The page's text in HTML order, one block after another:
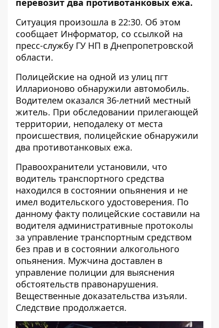
перевозит два противотанковых ежа.
Ситуация произошла в 22:30. Об этом
сообщает Информатор, со ссылкой на
пресс-службу ГУ НП в Днепропетровской
области.
Полицейские на одной из улиц пгт
Илларионово обнаружили автомобиль.
Водителем оказался 36-летний местный
житель. При обследовании прилегающей
территории, неподалеку от места
происшествия, полицейские обнаружили
два противотанковых ежа.
Правоохранители установили, что
водитель транспортного средства
находился в состоянии опьянения и не
имел водительского удостоверения. По
данному факту полицейские составили на
водителя административные протоколы
за управление транспортным средством
без прав и в состоянии алкогольного
опьянения. Мужчина доставлен в
управление полиции для выяснения
обстоятельств правонарушения.
Вещественные доказательства изъяли.
Следствие продолжается.